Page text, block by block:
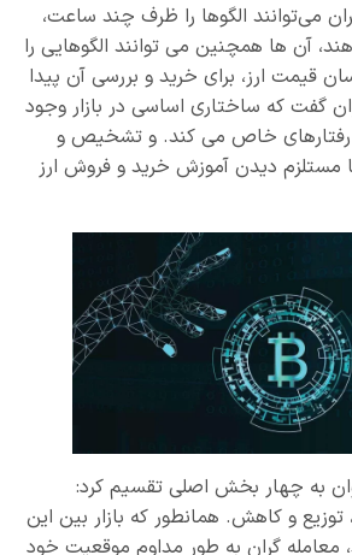
می‌توانند الگوها را ظرف چند ساعت،
آن ها همچنین می توانند الگوهایی را
قیمت ارز، برای خرید و بررسی آن پیدا
گفت که ساختاری اساسی در بازار وجود
رفتارهای خاص می کند. و تشخیص و
مستلزم دیدن آموزش خرید و فروش ارز
به چهار بخش اصلی تقسیم کرد:
توزیع و کاهش. همانطور که بازار بین این
گران به طور مداوم موقعیت خود